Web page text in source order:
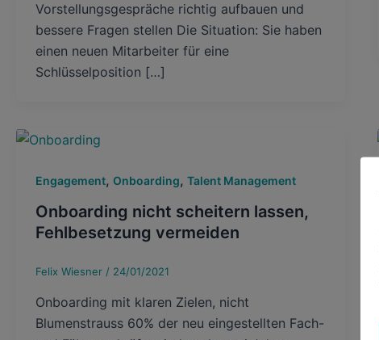
Vorstellungsgespräche richtig aufbauen und
bessere Fragen stellen Die Situation: Sie haben
einen neuen Mitarbeiter für eine
Schlüsselposition […]
Engagement, Onboarding, Talent Management
Onboarding nicht scheitern lassen,
Fehlbesetzung vermeiden
Felix Wiesner / 24/01/2021
Onboarding mit klaren Zielen, nicht
Blumenstrauss 60% der neu eingestellten Fach-